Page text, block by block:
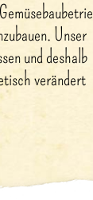
Unser
und deshalb
verändert